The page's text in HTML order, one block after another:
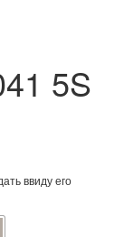
5S
ввиду его